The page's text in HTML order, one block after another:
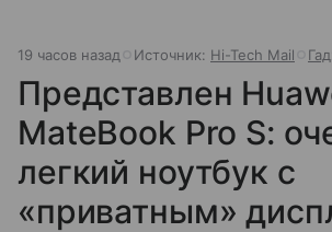
19 часов назад Источник: Hi-Tech Mail
Представлен
MateBook Pro S:
легкий ноутбук с
«приватным»